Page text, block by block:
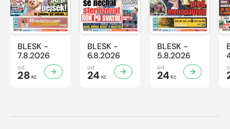
BLESK -
7.8.2026
od
28 Kč
BLESK -
6.8.2026
od
24Kč
BLESK -
5.8.2026
od
24Kč